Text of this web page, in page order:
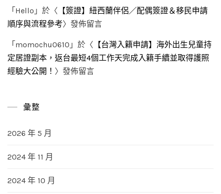
「 Hello 」於〈 【簽證】紐西蘭伴侶／配偶簽證＆移民申請
順序與流程參考〉發佈留言
「 momochu0610 」於〈 【台灣入籍申請】海外出生兒童持
定居證副本，返台最短4個工作天完成入籍手續並取得護照
經驗大公開！ 〉發佈留言
彙整
2026 年 5 月
2024 年 11 月
2024 年 10 月